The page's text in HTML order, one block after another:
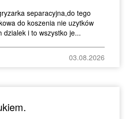
separacyjna,do tego
do koszenia nie uzytków
dzialek i to wszystko je...
03.08.2026